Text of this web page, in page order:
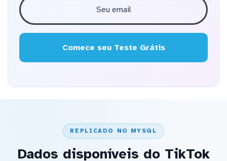
Comece seu Teste Grátis
REPLICADO NO MYSQL
Dados disponíveis do TikTok